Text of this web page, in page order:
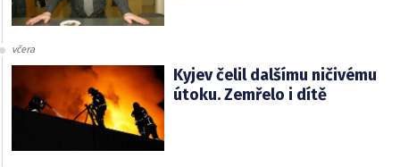
včera
Kyjev čelil dalšímu ničivému
útoku. Zemřelo i dítě